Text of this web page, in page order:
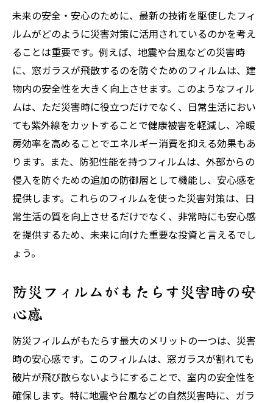
未来の安全・安心のために、最新の技術を駆使したフィ
ルムがどのように災害対策に活用されているのかを考え
ることは重要です。例えば、地震や台風などの災害時
に、窓ガラスが飛散するのを防ぐためのフィルムは、建
物内の安全性を大きく向上させます。このようなフィル
ムは、ただ災害時に役立つだけでなく、日常生活におい
ても紫外線をカットすることで健康被害を軽減し、冷暖
房効率を高めることでエネルギー消費を抑える効果もあ
ります。また、防犯性能を持つフィルムは、外部からの
侵入を防ぐための追加の防御層として機能し、安心感を
提供します。これらのフィルムを使った災害対策は、日
常生活の質を向上させるだけでなく、非常時にも安心感
を提供するため、未来に向けた重要な投資と言えるでし
ょう。
防災フィルムがもたらす災害時の安
心感
防災フィルムがもたらす最大のメリットの一つは、災害
時の安心感です。このフィルムは、窓ガラスが割れても
破片が飛び散らないようにすることで、室内の安全性を
確保します。特に地震や台風などの自然災害時に、ガラ